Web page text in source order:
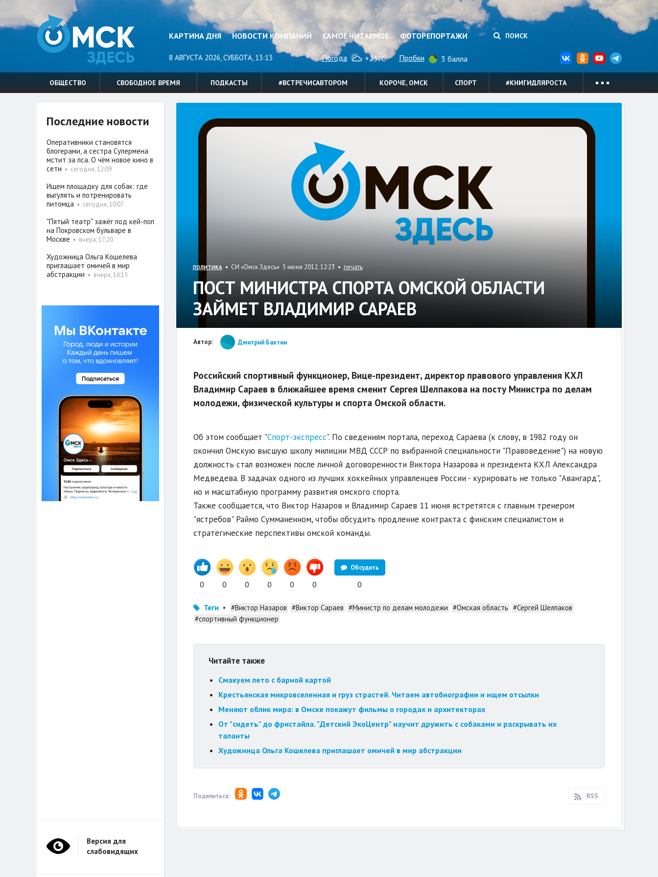
КАРТИНА ДНЯ НОВОСТИ КОМПАНИЙ САМОЕ ЧИТАЕМОЕ ФОТОРЕПОРТАЖИ ПОИСК
8 АВГУСТА 2026, СУББОТА, 13:13 Погода +23°C Пробки 3 балла
ОБЩЕСТВО СВОБОДНОЕ ВРЕМЯ ПОДКАСТЫ #ВСТРЕЧИСАВТОРОМ КОРОЧЕ, ОМСК СПОРТ #КНИГИДЛЯРОСТА
ПОЛИТИКА• СИ «Омск Здесь» 5 июня 2012, 12:23 • печать
ПОСТ МИНИСТРА СПОРТА ОМСКОЙ ОБЛАСТИ
ЗАЙМЕТ ВЛАДИМИР САРАЕВ
Автор: Дмитрий Бахтин
Российский спортивный функционер, Вице-президент, директор правового управления КХЛ
Владимир Сараев в ближайшее время сменит Сергея Шелпакова на посту Министра по делам
молодежи, физической культуры и спорта Омской области.
Об этом сообщает "Спорт-экспресс". По сведениям портала, переход Сараева (к слову, в 1982 году он
окончил Омскую высшую школу милиции МВД СССР по выбранной специальности "Правоведение") на новую
должность стал возможен после личной договоренности Виктора Назарова и президента КХЛ Александра
Медведева. В задачах одного из лучших хоккейных управленцев России - курировать не только "Авангард",
но и масштабную программу развития омского спорта.
Также сообщается, что Виктор Назаров и Владимир Сараев 11 июня встретятся с главным тренером
"ястребов" Раймо Сумманенном, чтобы обсудить продление контракта с финским специалистом и
стратегические перспективы омской команды.
0 0 0 0 0 0
Обсудить
0
Теги • #Виктор Назаров #Виктор Сараев #Министр по делам молодежи #Омская область #Сергей Шелпаков
#спортивный функционер
Читайте также
Смакуем лето с барной картой
Крестьянская микровселенная и груз страстей. Читаем автобиографии и ищем отсылки
Меняют облик мира: в Омске покажут фильмы о городах и архитекторах
От "сидеть" до фристайла. "Детский ЭкоЦентр" научит дружить с собаками и раскрывать их
таланты
Художница Ольга Кошелева приглашает омичей в мир абстракции
Поделиться: RSS
Последние новости
Оперативники становятся
блогерами, а сестра Супермена
мстит за пса. О чём новое кино в
сети • сегодня, 12:09
Ищем площадку для собак: где
выгулять и потренировать
питомца• сегодня, 10:07
"Пятый театр" зажёг под кей-поп
на Покровском бульваре в
Москве • вчера, 17:20
Художница Ольга Кошелева
приглашает омичей в мир
абстракции • вчера, 16:15
Версия для
слабовидящих